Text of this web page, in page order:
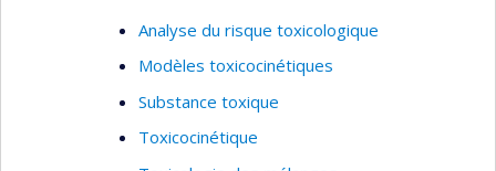
Analyse du risque toxicologique
Modèles toxicocinétiques
Substance toxique
Toxicocinétique